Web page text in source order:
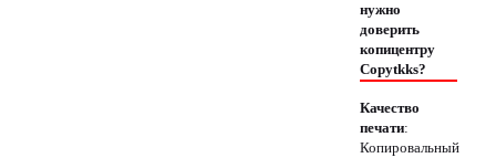
нужно
доверить
копицентру
Copytkks?
Качество
печати:
Копировальный